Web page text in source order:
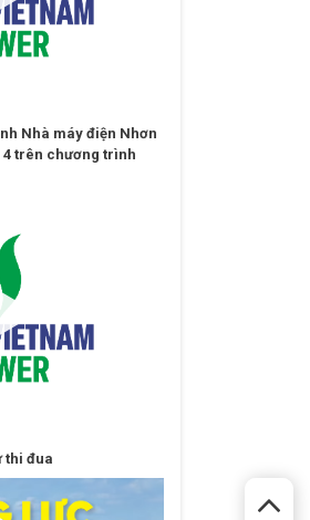
Nhà máy điện Nhơn
4 trên chương trình
thi đua